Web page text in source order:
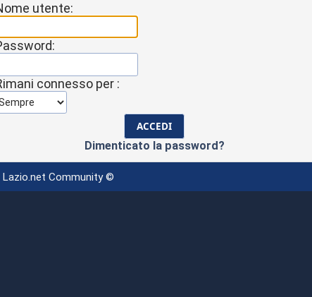
utente:
connesso per :
Dimenticato la password?
Lazio.net Community ©